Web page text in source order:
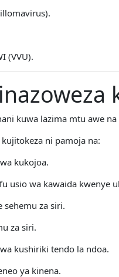
(VVU).
kuwa lazima mtu awe
ni pamoja na:
kukojoa.
usio wa kawaida kwenye
sehemu za siri.
za siri.
kushiriki tendo la ndoa.
ya kinena.